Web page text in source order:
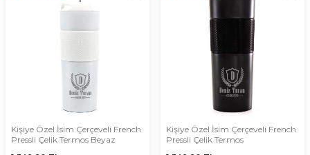
Kişiye Özel İsim Çerçeveli French
Pressli Çelik Termos Beyaz
Kişiye Özel İsim Çerçeveli French
Pressli Çelik Termos